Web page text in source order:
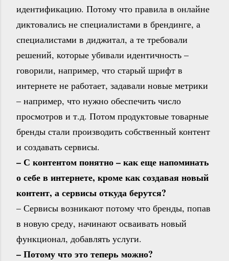
идентификацию. Потому что правила в онлайне
диктовались не специалистами в брендинге, а
специалистами в диджитал, а те требовали
решений, которые убивали идентичность –
говорили, например, что старый шрифт в
интернете не работает, задавали новые метрики
– например, что нужно обеспечить число
просмотров и т.д. Потом продуктовые товарные
бренды стали производить собственный контент
и создавать сервисы.
– С контентом понятно – как еще напоминать
о себе в интернете, кроме как создавая новый
контент, а сервисы откуда берутся?
– Сервисы возникают потому что бренды, попав
в новую среду, начинают осваивать новый
функционал, добавлять услуги.
– Потому что это теперь можно?